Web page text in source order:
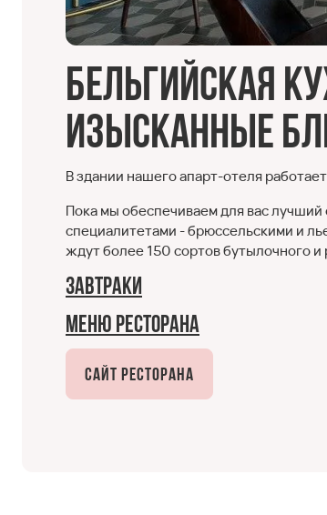
Бельгийская
изысканные
В здании нашего апарт-отеля
Пока мы обеспечиваем для вас
специалитетами - брюссельскими и
ждут более 150 сортов бутылочного и
Завтраки
Меню ресторана
Сайт ресторана